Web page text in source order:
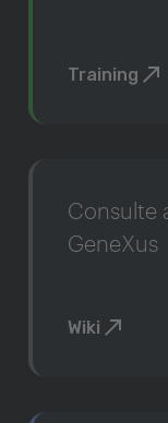
Training
Consulte
GeneXus
Wiki